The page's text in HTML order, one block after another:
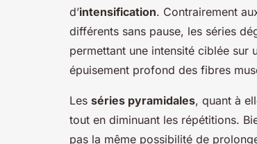
d’intensification. Contrairement
différents sans pause, les séries
permettant une intensité ciblée
épuisement profond des fibres
Les séries pyramidales, quant à
tout en diminuant les répétitions.
pas la même possibilité de